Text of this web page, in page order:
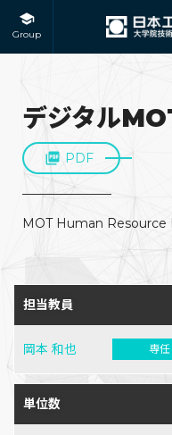
Group
デジタル
PDF
MOT Human
担当教員
岡本 和也 専任
単位数